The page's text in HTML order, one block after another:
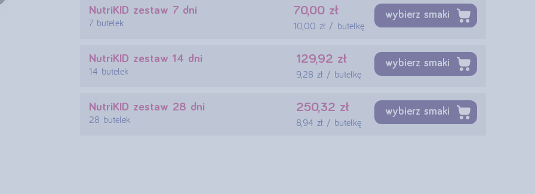
NutriKID zestaw 7 dni
7 butelek
70,00 zł
10,00 zł / butelkę
wybierz smaki
NutriKID zestaw 14 dni
14 butelek
129,92 zł
9,28 zł / butelkę
wybierz smaki
NutriKID zestaw 28 dni
28 butelek
250,32 zł
8,94 zł / butelkę
wybierz smaki